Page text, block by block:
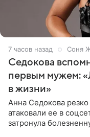
7 часов назад Соня
Седокова
первым мужем:
в жизни»
Анна Седокова
атаковали ее в
затронула